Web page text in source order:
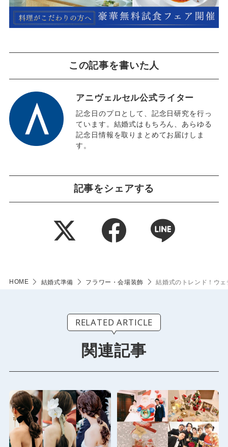
この記事を書いた人
アニヴェルセル公式ライター
記念日のプロとして、記念日研究を行っ
ています。結婚式はもちろん、あらゆる
記念日情報を取りまとめてお届けしま
す。
記事をシェアする
HOME 結婚式準備 フラワー・会場装飾 結婚式のトレンド！ウ
RELATED ARTICLE
関連記事